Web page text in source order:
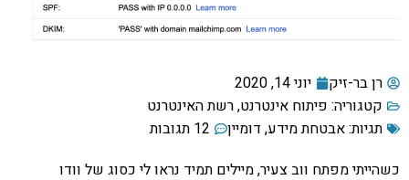
רן בר-זיק
יוני 14, 2020
קטגוריה: פיתוח אינטרנט,רשת האינטרנט
תגיות:אבטחת מידע, דומיין
12 תגובות
כשהייתי מפתח ווב צעיר, מיילים תמיד נראו לי כסוג של וודו